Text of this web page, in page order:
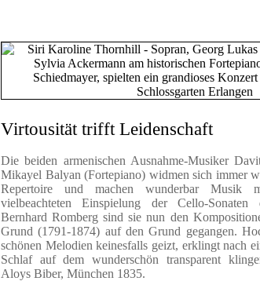
Virtousität trifft Leidenschaft
Die beiden armenischen Ausnahme-Musiker
Mikayel Balyan (Fortepiano) widmen sich immer
Repertoire und machen wunderbar Musik
vielbeachteten Einspielung der Cello-Sonaten
Bernhard Romberg sind sie nun den
Grund (1791-1874) auf den Grund gegangen.
schönen Melodien keinesfalls geizt, erklingt nach
Schlaf auf dem wunderschön transparent
Aloys Biber, München 1835.